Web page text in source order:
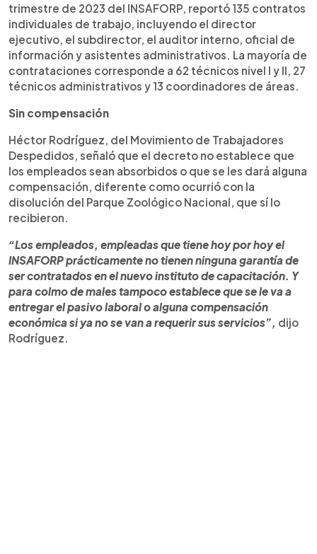
trimestre de 2023 del INSAFORP, reportó 135 contratos
individuales de trabajo, incluyendo el director
ejecutivo, el subdirector, el auditor interno, oficial de
información y asistentes administrativos. La mayoría de
contrataciones corresponde a 62 técnicos nivel I y II, 27
técnicos administrativos y 13 coordinadores de áreas.
Sin compensación
Héctor Rodríguez, del Movimiento de Trabajadores
Despedidos, señaló que el decreto no establece que
los empleados sean absorbidos o que se les dará alguna
compensación, diferente como ocurrió con la
disolución del Parque Zoológico Nacional, que sí lo
recibieron.
“Los empleados, empleadas que tiene hoy por hoy el
INSAFORP prácticamente no tienen ninguna garantía de
ser contratados en el nuevo instituto de capacitación. Y
para colmo de males tampoco establece que se le va a
entregar el pasivo laboral o alguna compensación
económica si ya no se van a requerir sus servicios”, dijo
Rodríguez.